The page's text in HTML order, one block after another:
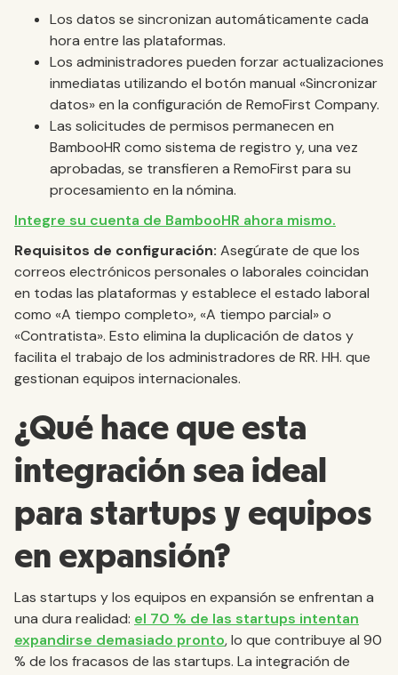
Los datos se sincronizan automáticamente cada
hora entre las plataformas.
Los administradores pueden forzar actualizaciones
inmediatas utilizando el botón manual «Sincronizar
datos» en la configuración de RemoFirst Company.
Las solicitudes de permisos permanecen en
BambooHR como sistema de registro y, una vez
aprobadas, se transfieren a RemoFirst para su
procesamiento en la nómina.
Integre su cuenta de BambooHR ahora mismo.
Requisitos de configuración: Asegúrate de que los
correos electrónicos personales o laborales coincidan
en todas las plataformas y establece el estado laboral
como «A tiempo completo», «A tiempo parcial» o
«Contratista». Esto elimina la duplicación de datos y
facilita el trabajo de los administradores de RR. HH. que
gestionan equipos internacionales.
¿Qué hace que esta
integración sea ideal
para startups y equipos
en expansión?
Las startups y los equipos en expansión se enfrentan a
una dura realidad: el 70 % de las startups intentan
expandirse demasiado pronto, lo que contribuye al 90
% de los fracasos de las startups. La integración de